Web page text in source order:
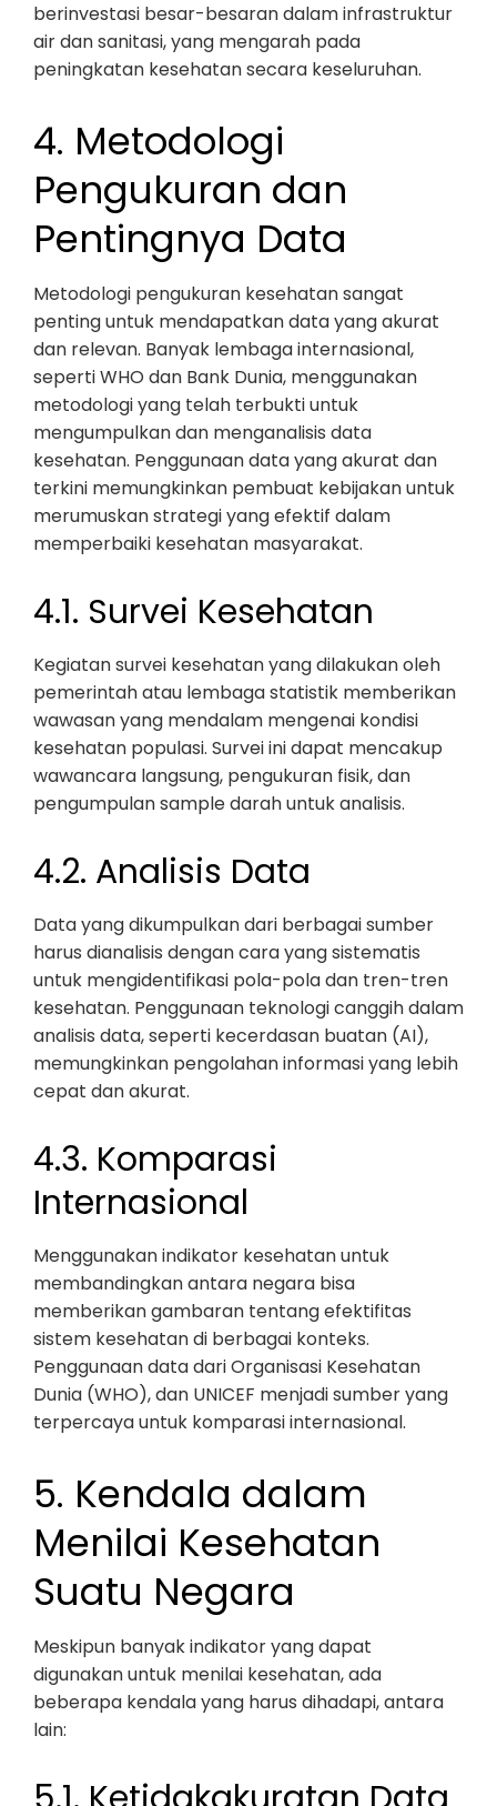
berinvestasi besar-besaran dalam infrastruktur
air dan sanitasi, yang mengarah pada
peningkatan kesehatan secara keseluruhan.
4. Metodologi
Pengukuran dan
Pentingnya Data
Metodologi pengukuran kesehatan sangat
penting untuk mendapatkan data yang akurat
dan relevan. Banyak lembaga internasional,
seperti WHO dan Bank Dunia, menggunakan
metodologi yang telah terbukti untuk
mengumpulkan dan menganalisis data
kesehatan. Penggunaan data yang akurat dan
terkini memungkinkan pembuat kebijakan untuk
merumuskan strategi yang efektif dalam
memperbaiki kesehatan masyarakat.
4.1. Survei Kesehatan
Kegiatan survei kesehatan yang dilakukan oleh
pemerintah atau lembaga statistik memberikan
wawasan yang mendalam mengenai kondisi
kesehatan populasi. Survei ini dapat mencakup
wawancara langsung, pengukuran fisik, dan
pengumpulan sample darah untuk analisis.
4.2. Analisis Data
Data yang dikumpulkan dari berbagai sumber
harus dianalisis dengan cara yang sistematis
untuk mengidentifikasi pola-pola dan tren-tren
kesehatan. Penggunaan teknologi canggih dalam
analisis data, seperti kecerdasan buatan (AI),
memungkinkan pengolahan informasi yang lebih
cepat dan akurat.
4.3. Komparasi
Internasional
Menggunakan indikator kesehatan untuk
membandingkan antara negara bisa
memberikan gambaran tentang efektifitas
sistem kesehatan di berbagai konteks.
Penggunaan data dari Organisasi Kesehatan
Dunia (WHO), dan UNICEF menjadi sumber yang
terpercaya untuk komparasi internasional.
5. Kendala dalam
Menilai Kesehatan
Suatu Negara
Meskipun banyak indikator yang dapat
digunakan untuk menilai kesehatan, ada
beberapa kendala yang harus dihadapi, antara
lain: